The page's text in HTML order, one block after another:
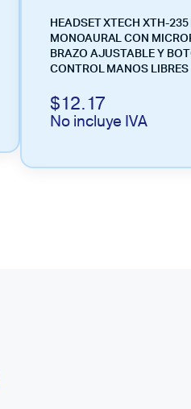
HEADSET XTECH XTH-
MONOAURAL CON
BRAZO AJUSTABLE Y
CONTROL MANOS LIBRES
$12.17
No incluye IVA